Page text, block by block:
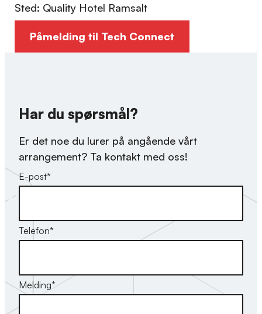
Sted: Quality Hotel Ramsalt
Påmelding til Tech Connect
Har du spørsmål?
Er det noe du lurer på angående vårt
arrangement? Ta kontakt med oss!
E-post*
Telefon*
Melding*